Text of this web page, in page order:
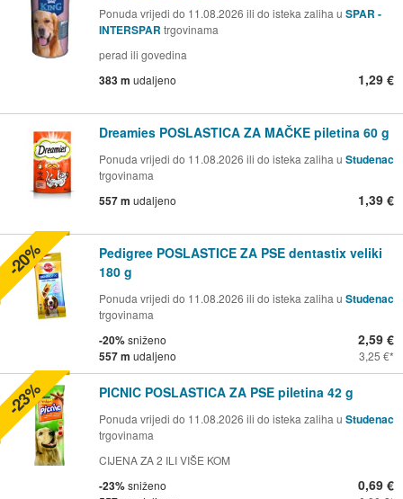
Ponuda vrijedi do 11.08.2026 ili do isteka zaliha u SPAR -
INTERSPAR trgovinama
perad ili govedina
383 m udaljeno 1,29 €
Dreamies POSLASTICA ZA MAČKE piletina 60 g
Ponuda vrijedi do 11.08.2026 ili do isteka zaliha u Studenac
trgovinama
557 m udaljeno 1,39 €
Pedigree POSLASTICE ZA PSE dentastix veliki
180 g
Ponuda vrijedi do 11.08.2026 ili do isteka zaliha u Studenac
trgovinama
-20%sniženo
557 m udaljeno
2,59 €
3,25 €
-20%
PICNIC POSLASTICA ZA PSE piletina 42 g
Ponuda vrijedi do 11.08.2026 ili do isteka zaliha u Studenac
trgovinama
CIJENA ZA 2 ILI VIŠE KOM
-23%sniženo 0,69 €
-23%